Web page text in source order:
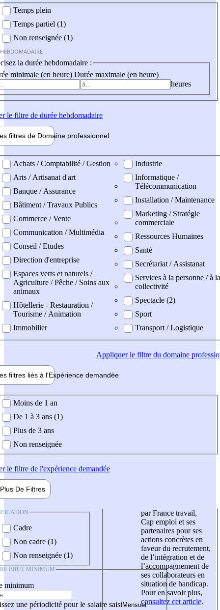
Temps plein
Temps partiel (1)
Non renseignée (1)
la durée hebdomadaire :
minimale (en heure) Durée maximale (en heure)
heures
le filtre de durée hebdomadaire
filtres de Domaine professionnel
professionel
Achats / Comptabilité / Gestion
Arts / Artisanat d'art
Banque / Assurance
Bâtiment / Travaux Publics
Commerce / Vente
Communication / Multimédia
Conseil / Etudes
Direction d'entreprise
Espaces verts et naturels /
Agriculture / Pêche / Soins aux
animaux
Hôtellerie - Restauration /
Tourisme / Animation
Immobilier
Industrie
Informatique /
Télécommunication
Installation / Maintenance
Marketing / Stratégie
commerciale
Ressources Humaines
Santé
Secrétariat / Assistanat
Services à la personne / à la
collectivité
Spectacle (2)
Sport
Transport / Logistique
Appliquerle filtre du domaine
filtres liés à l'Expérience demandée
demandée
Moins de 1 an
De 1 à 3 ans (1)
Plus de 3 ans
Non renseignée
le filtre de l'expérience demandée
Plus De Filtres
Cadre
Non cadre (1)
Non renseignée (1)
BRUT MINIMUM
minimum
une périodicité pour le salaire saisi
par France travail,
Cap emploi et ses
partenaires pour ses
actions concrètes en
faveur du recrutement,
de l’intégration et de
l’accompagnement de
ses collaborateurs en
situation de handicap.
Pour en savoir plus,
consultez cet article.